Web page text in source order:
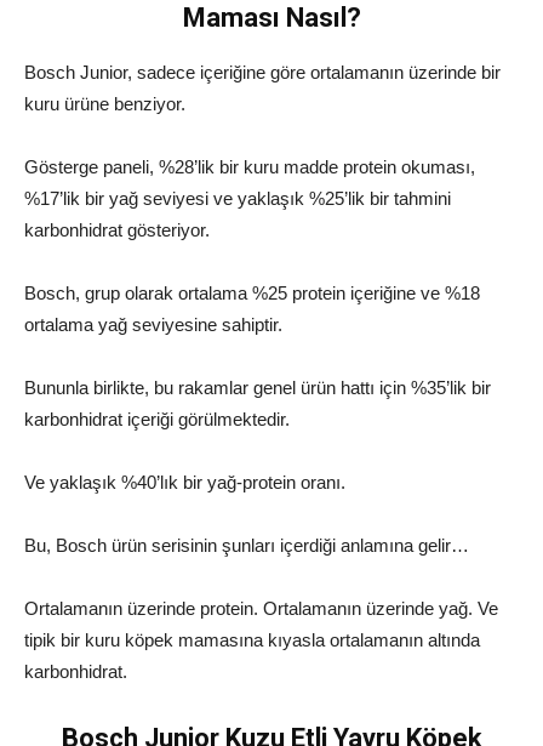
Maması Nasıl?
Bosch Junior, sadece içeriğine göre ortalamanın üzerinde bir
kuru ürüne benziyor.
Gösterge paneli, %28’lik bir kuru madde protein okuması,
%17’lik bir yağ seviyesi ve yaklaşık %25’lik bir tahmini
karbonhidrat gösteriyor.
Bosch, grup olarak ortalama %25 protein içeriğine ve %18
ortalama yağ seviyesine sahiptir.
Bununla birlikte, bu rakamlar genel ürün hattı için %35’lik bir
karbonhidrat içeriği görülmektedir.
Ve yaklaşık %40’lık bir yağ-protein oranı.
Bu, Bosch ürün serisinin şunları içerdiği anlamına gelir…
Ortalamanın üzerinde protein. Ortalamanın üzerinde yağ. Ve
tipik bir kuru köpek mamasına kıyasla ortalamanın altında
karbonhidrat.
Bosch Junior Kuzu Etli Yavru Köpek